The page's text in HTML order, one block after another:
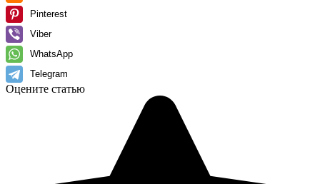
Pinterest
Viber
WhatsApp
Telegram
Оцените статью